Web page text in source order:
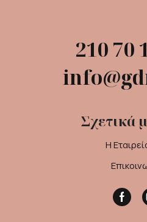
210 70
Σχετικά
Η